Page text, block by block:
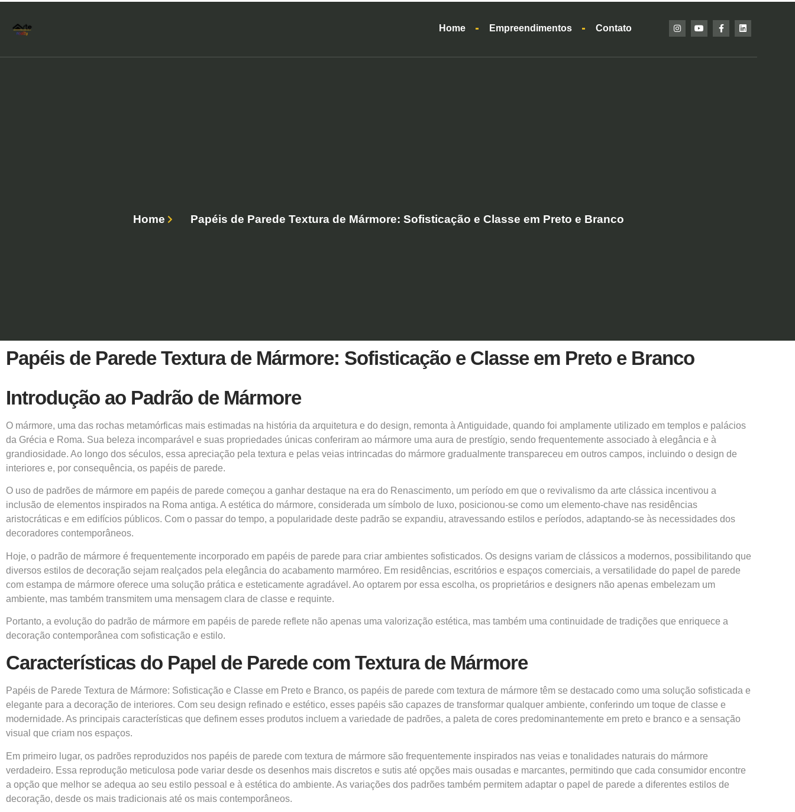
Home Empreendimentos Contato
Home Papéis de Parede Textura de Mármore: Sofisticação e Classe em Preto e Branco
Papéis de Parede Textura de Mármore: Sofisticação e Classe em Preto e Branco
Introdução ao Padrão de Mármore
O mármore, uma das rochas metamórficas mais estimadas na história da arquitetura e do design, remonta à Antiguidade, quando foi amplamente utilizado em templos e palácios
da Grécia e Roma. Sua beleza incomparável e suas propriedades únicas conferiram ao mármore uma aura de prestígio, sendo frequentemente associado à elegância e à
grandiosidade. Ao longo dos séculos, essa apreciação pela textura e pelas veias intrincadas do mármore gradualmente transpareceu em outros campos, incluindo o design de
interiores e, por consequência, os papéis de parede.
O uso de padrões de mármore em papéis de parede começou a ganhar destaque na era do Renascimento, um período em que o revivalismo da arte clássica incentivou a
inclusão de elementos inspirados na Roma antiga. A estética do mármore, considerada um símbolo de luxo, posicionou-se como um elemento-chave nas residências
aristocráticas e em edifícios públicos. Com o passar do tempo, a popularidade deste padrão se expandiu, atravessando estilos e períodos, adaptando-se às necessidades dos
decoradores contemporâneos.
Hoje, o padrão de mármore é frequentemente incorporado em papéis de parede para criar ambientes sofisticados. Os designs variam de clássicos a modernos, possibilitando que
diversos estilos de decoração sejam realçados pela elegância do acabamento marmóreo. Em residências, escritórios e espaços comerciais, a versatilidade do papel de parede
com estampa de mármore oferece uma solução prática e esteticamente agradável. Ao optarem por essa escolha, os proprietários e designers não apenas embelezam um
ambiente, mas também transmitem uma mensagem clara de classe e requinte.
Portanto, a evolução do padrão de mármore em papéis de parede reflete não apenas uma valorização estética, mas também uma continuidade de tradições que enriquece a
decoração contemporânea com sofisticação e estilo.
Características do Papel de Parede com Textura de Mármore
Papéis de Parede Textura de Mármore: Sofisticação e Classe em Preto e Branco, os papéis de parede com textura de mármore têm se destacado como uma solução sofisticada e
elegante para a decoração de interiores. Com seu design refinado e estético, esses papéis são capazes de transformar qualquer ambiente, conferindo um toque de classe e
modernidade. As principais características que definem esses produtos incluem a variedade de padrões, a paleta de cores predominantemente em preto e branco e a sensação
visual que criam nos espaços.
Em primeiro lugar, os padrões reproduzidos nos papéis de parede com textura de mármore são frequentemente inspirados nas veias e tonalidades naturais do mármore
verdadeiro. Essa reprodução meticulosa pode variar desde os desenhos mais discretos e sutis até opções mais ousadas e marcantes, permitindo que cada consumidor encontre
a opção que melhor se adequa ao seu estilo pessoal e à estética do ambiente. As variações dos padrões também permitem adaptar o papel de parede a diferentes estilos de
decoração, desde os mais tradicionais até os mais contemporâneos.